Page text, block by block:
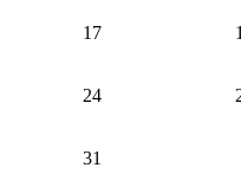
17
24
31